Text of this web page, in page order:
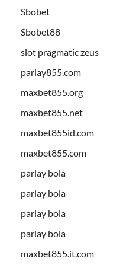
Sbobet
Sbobet88
slot pragmatic zeus
parlay855.com
maxbet855.org
maxbet855.net
maxbet855id.com
maxbet855.com
parlay bola
parlay bola
parlay bola
parlay bola
maxbet855.it.com